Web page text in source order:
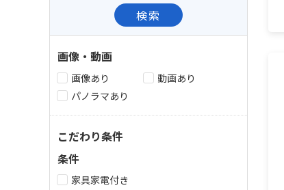
検索
画像・動画
画像あり
動画あり
パノラマあり
こだわり条件
条件
家具家電付き